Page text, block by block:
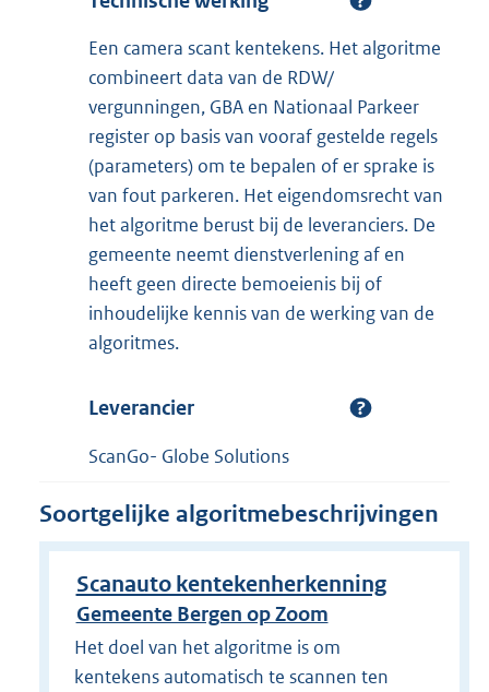
Een camera scant kentekens. Het algoritme
combineert data van de RDW/
vergunningen, GBA en Nationaal Parkeer
register op basis van vooraf gestelde regels
(parameters) om te bepalen of er sprake is
van fout parkeren. Het eigendomsrecht van
het algoritme berust bij de leveranciers. De
gemeente neemt dienstverlening af en
heeft geen directe bemoeienis bij of
inhoudelijke kennis van de werking van de
algoritmes.
Leverancier
ScanGo- Globe Solutions
Soortgelijke algoritmebeschrijvingen
Scanauto kentekenherkenning
Gemeente Bergen op Zoom
Het doel van het algoritme is om
kentekens automatisch te scannen ten